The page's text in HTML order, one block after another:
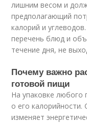
лишним весом и
предполагающий
калорий и
перечень блюд и
течение дня, не
Почему важно
готовой пищи
На упаковке
о его
изменяет